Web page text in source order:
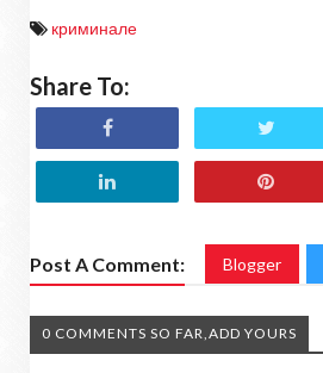
криминале
Share To:
Post A Comment: Blogger
0 COMMENTS SO FAR,ADD YOURS